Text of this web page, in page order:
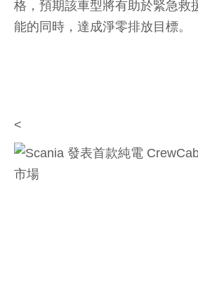
格，預期該車型將有助於緊急救
能的同時，達成淨零排放目標。
<